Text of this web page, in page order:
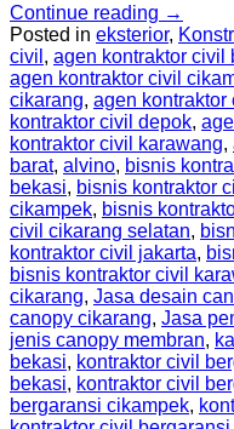
Continue reading →
Posted in eksterior,
civil , agen kontraktor civil
agen kontraktor civil
cikarang, agen kontraktor
kontraktor civil depok,
kontraktor civil karawang,
barat, alvino, bisnis
bekasi, bisnis kontraktor
cikampek, bisnis
civil cikarang selatan,
kontraktor civil jakarta,
bisnis kontraktor civil
cikarang, Jasa desain
canopy cikarang, Jasa
jenis canopy membran,
bekasi, kontraktor civil
bekasi, kontraktor civil
bergaransi cikampek,